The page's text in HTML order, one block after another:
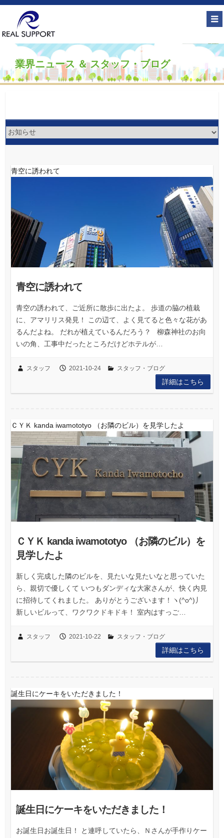
業界ニュース ＆ スタッフ・ブログ
青空に誘われて
青空に誘われて
青空の誘われて、ご近所に散歩に出たよ。 歩道の脇の植栽
に、アマリリス発見！ この辺て、よく見てると色々な花があ
るんだよね。 だれが植えているんだろう？ 柳森神社のお向
いの角、工事中だったところだけどホテルが…
スタッフ 2021-10-24 スタッフ・ブログ
詳細はこちら
ＣＹＫ kanda iwamototyo （お隣のビル）を見学したよ
ＣＹＫ kanda iwamototyo （お隣のビル）を
見学したよ
新しく完成した隣のビルを、見たいな見たいなと思っていた
ら、親切で優しくて いつもダンディな大家さんが、快く内見
に招待してくれました。 ありがとうございます！ヽ(^o^)丿
新しいビルって、ワクワクドキドキ！ 室内はすっご…
スタッフ 2021-10-22 スタッフ・ブログ
詳細はこちら
誕生日にケーキをいただきました！
誕生日にケーキをいただきました！
お誕生日お誕生日！ と連呼していたら、Ｎさんが手作りケー